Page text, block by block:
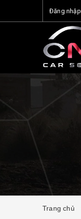
Đăng nhập
Trang chủ